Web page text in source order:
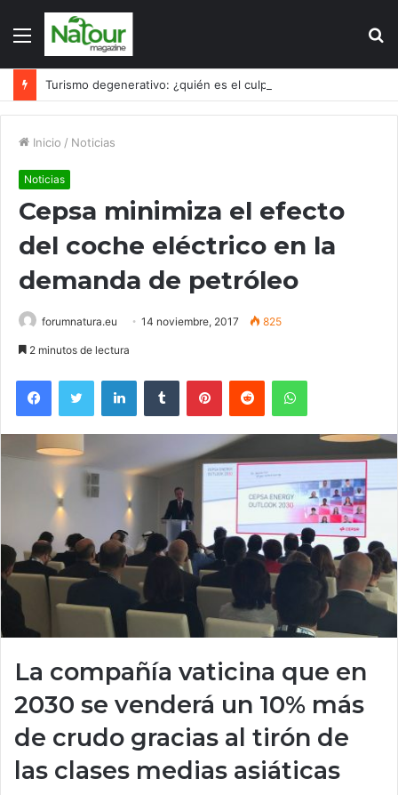
Menú
Inicio / Noticias
Noticias
Cepsa minimiza el efecto
del coche eléctrico en la
demanda de petróleo
forumnatura.eu 14 noviembre, 2017 825
2 minutos de lectura
FacebookTwitter LinkedInTumblr PinterestReddit WhatsApp
La compañía vaticina que en
2030 se venderá un 10% más
de crudo gracias al tirón de
las clases medias asiáticas